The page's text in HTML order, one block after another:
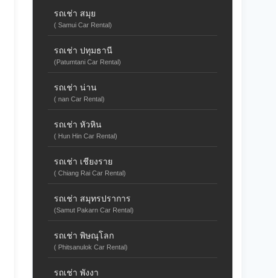
รถเช่า สมุย
( Samui Car Rental)
รถเช่า ปทุมธานี
(Patumtani Car Rental)
รถเช่า น่าน
( nan Car Rental)
รถเช่า หัวหิน
( Hun Hin Car Rental)
รถเช่า เชียงราย
( Chiang Rai Car Rental)
รถเช่า สมุทรปราการ
(Samut Pakarn Car Rental)
รถเช่า พิษณุโลก
( Phitsanulok Car Rental)
รถเช่า พังงา